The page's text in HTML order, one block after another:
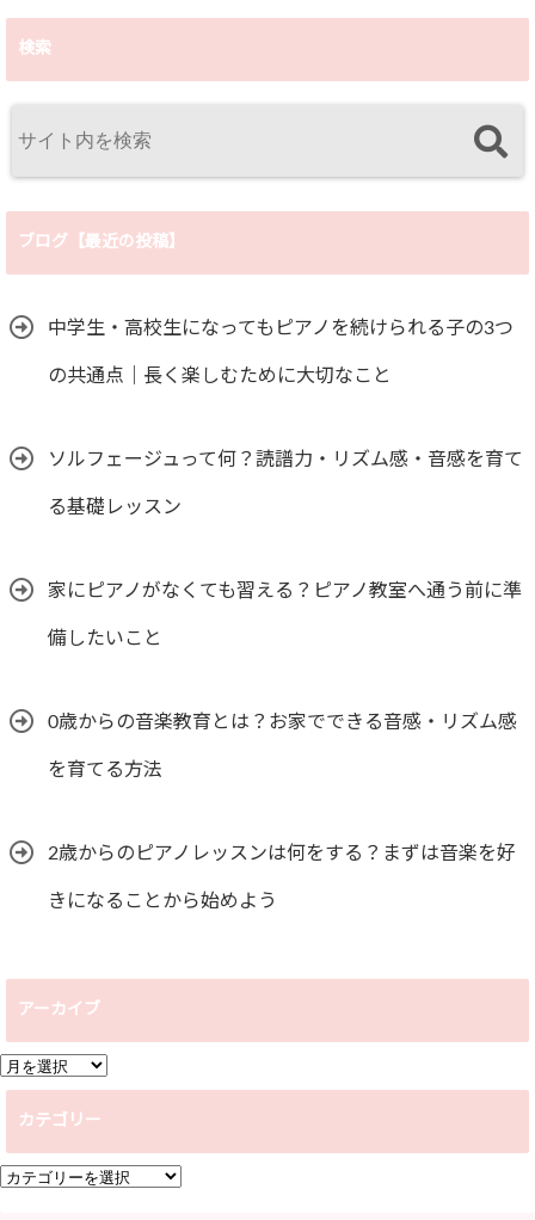
検索
ブログ【最近の投稿】
中学生・高校生になってもピアノを続けられる子の3つ
の共通点｜長く楽しむために大切なこと
ソルフェージュって何？読譜力・リズム感・音感を育て
る基礎レッスン
家にピアノがなくても習える？ピアノ教室へ通う前に準
備したいこと
0歳からの音楽教育とは？お家でできる音感・リズム感
を育てる方法
2歳からのピアノレッスンは何をする？まずは音楽を好
きになることから始めよう
アーカイブ
ア
イ
ブ
カテゴリー
カ